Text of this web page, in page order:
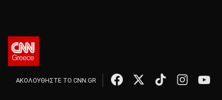
ΑΚΟΛΟΥΘΗΣΤΕ ΤΟ CNN.GR